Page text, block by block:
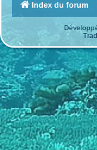
Index du forum